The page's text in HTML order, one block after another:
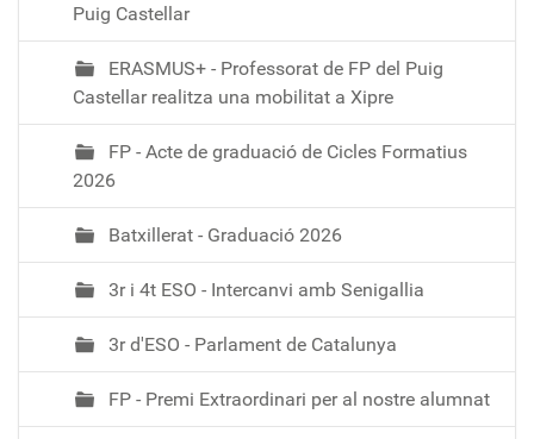
Puig Castellar
ERASMUS+ - Professorat de FP del Puig
Castellar realitza una mobilitat a Xipre
FP - Acte de graduació de Cicles Formatius
2026
Batxillerat - Graduació 2026
3r i 4t ESO - Intercanvi amb Senigallia
3r d'ESO - Parlament de Catalunya
FP - Premi Extraordinari per al nostre alumnat